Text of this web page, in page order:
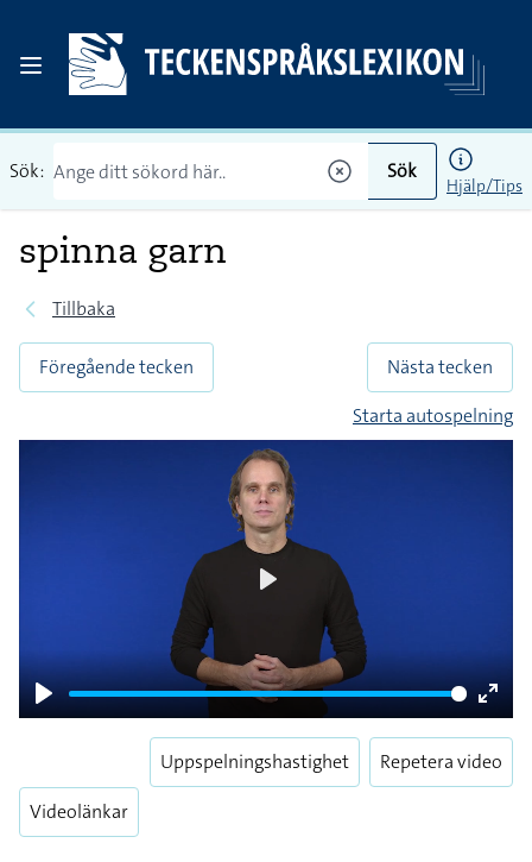
Sök: Sök
Hjälp/Tips
spinna garn
Tillbaka
Föregående tecken
Nästa tecken
Starta autospelning
Play
Enter
Videolänkar
Uppspelningshastighet Repetera video